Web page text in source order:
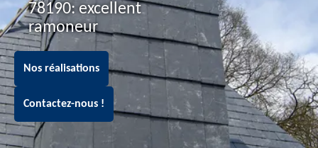
78190: excellent
ramoneur
Nos réalisations
Contactez-nous !